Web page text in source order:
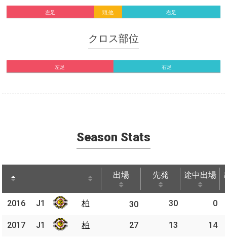
左足 頭,他 右足
クロス部位
左足 右足
Season Stats
出場 先発 途中出場
途中出場
2016 J1 柏 30 30 0
2017 J1 柏 27 13 14
2016 J1 柏
2017 J1 柏